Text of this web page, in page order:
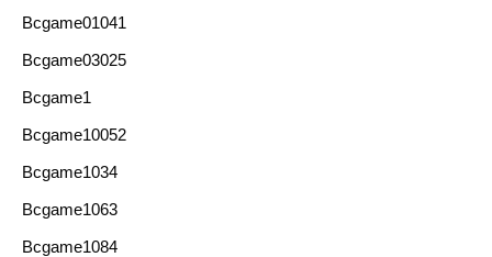
Bcgame01041
Bcgame03025
Bcgame1
Bcgame10052
Bcgame1034
Bcgame1063
Bcgame1084